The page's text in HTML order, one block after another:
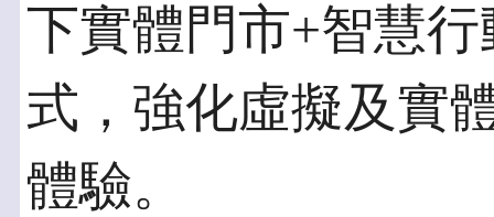
下實體門市+智慧
式，強化虛擬及實
體驗。